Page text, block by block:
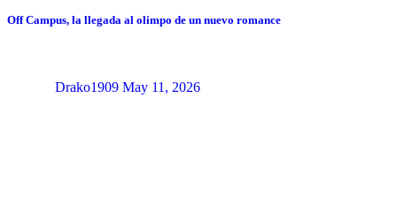
Off Campus, la llegada al olimpo de un nuevo romance
Drako1909 May 11, 2026